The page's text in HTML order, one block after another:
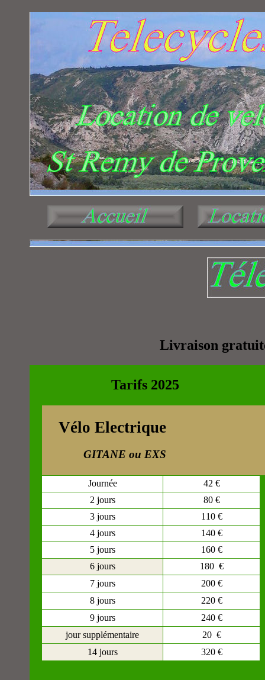
Livraison
Tarifs 2025
Vélo Electrique
GITANE ou EXS
Journée
42 €
2 jours
80 €
3 jours
110 €
4 jours
140 €
5 jours
160 €
6 jours
180 €
7 jours
200 €
8 jours
220 €
9 jours
240 €
jour supplémentaire
20 €
14 jours
320 €